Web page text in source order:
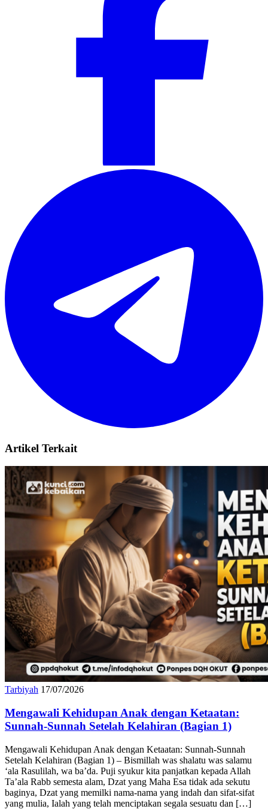
Artikel Terkait
Tarbiyah 17/07/2026
Mengawali Kehidupan Anak dengan Ketaatan:
Sunnah-Sunnah Setelah Kelahiran (Bagian 1)
Mengawali Kehidupan Anak dengan Ketaatan: Sunnah-Sunnah
Setelah Kelahiran (Bagian 1) – Bismillah was shalatu was salamu
‘ala Rasulilah, wa ba’da. Puji syukur kita panjatkan kepada Allah
Ta’ala Rabb semesta alam, Dzat yang Maha Esa tidak ada sekutu
baginya, Dzat yang memilki nama-nama yang indah dan sifat-sifat
yang mulia, Ialah yang telah menciptakan segala sesuatu dan […]